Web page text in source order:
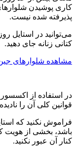
کاری پوشیدن
پذیرفته شده نیست.
می‌توانید در استایل
کتانی زنانه جای دهید.
مشاهده شلوارهای جین
در استفاده از
قوانین کلی آن را
فراموش نکنید که
باشد، بخشی از هویت
کنار آن عبور نکنید.